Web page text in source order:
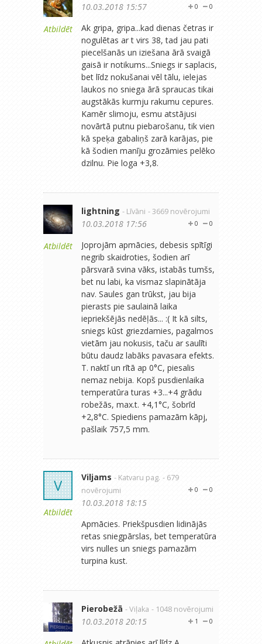
Atbildēt
0
0
10.03.2018 15:57
Ak gripa, gripa...kad dienas četras ir
nogulētas ar t virs 38, tad jau pati
piecelšanās un iziešana ārā svaigā
gaisā ir notikums...Sniegs ir saplacis,
bet līdz nokušanai vēl tālu, ielejas
laukos no sniega ārā spraucas tikai
augstākās kurmju rakumu cepures.
Kamēr slimoju, esmu atstājusi
novārtā putnu piebarošanu, tik vien
kā speķa gabaliņš zarā karājas, pie
kā šodien manīju grozāmies pelēko
dzilnu. Pie loga +3,8.
Atbildēt
lightning - Līvāni - 3669 novērojumi
0
0
10.03.2018 17:56
Joprojām apmācies, debesis spītīgi
negrib skaidroties, šodien arī
pārsvarā svina vāks, istabās tumšs,
bet nu labi, ka vismaz slapinātāja
nav. Saules gan trūkst, jau bija
pierasts pie saulainā laika
iepriekšējās nedēļās... :( It kā silts,
sniegs kūst griezdamies, pagalmos
vietām jau nokusis, taču ar saulīti
būtu daudz labāks pavasara efekts.
T. naktī un rītā ap 0°C, piesalis
nemaz nebija. Kopš pusdienlaika
temperatūra turas +3...+4 grādu
robežās, max.t. +4,1°C, šobrīd
+2,8°C. Spiediens pamazām kāpj,
pašlaik 757,5 mm.
V
Atbildēt
Viljams - Katvaru pag. - 679
novērojumi
0
0
10.03.2018 18:15
Apmācies. Priekšpusdien lidinājās
retas sniegpārslas, bet temperatūra
virs nulles un sniegs pamazām
turpina kust.
Pierobežā - Viļaka - 1048 novērojumi
0
1
10.03.2018 20:15